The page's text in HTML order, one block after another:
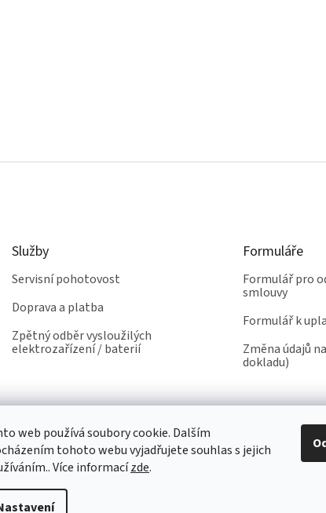
web používá soubory cookie. Dalším
tohoto webu vyjadřujete souhlas s jejich
Více informacízde.
Služby
Servisní pohotovost
Doprava a platba
Zpětný odběr vysloužilých
elektrozařízení / baterií
Formuláře
Formulář pro
smlouvy
Formulář k
Změna údajů
dokladu)